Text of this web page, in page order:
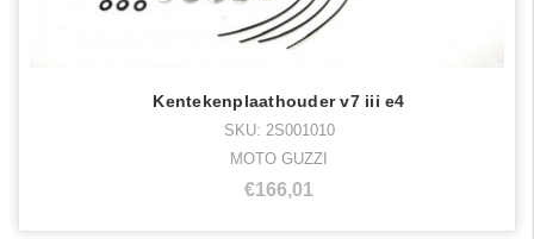
Kentekenplaathouder v7 iii e4
SKU: 2S001010
MOTO GUZZI
€166,01